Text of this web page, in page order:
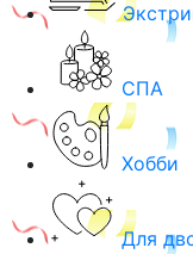
СПА
Хобби
Для